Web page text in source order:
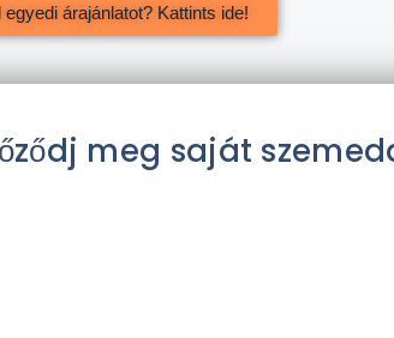
egyedi árajánlatot? Kattints ide!
meg saját